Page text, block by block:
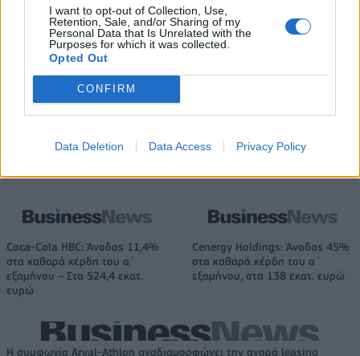
I want to opt-out of Collection, Use,
Retention, Sale, and/or Sharing of my
Personal Data that Is Unrelated with the
Purposes for which it was collected.
Opted Out
CONFIRM
Data Deletion Data Access Privacy Policy
Οι διακοπές των Γάλλων του
Παναθηναϊκού με τέσσερις
συμπατριώτες τους στη Μύκονο
ΠΑΟΚ: Επένδυση με Σπανό και
Είσοδος της γαλλικής Meridiam στην ηλεκτρική διασύνδεση Ελλάδας
Coca-Cola HBC: Άνοδος 11,4%
στα καθαρά κέρδη του α΄
εξαμήνου – Στα 524,4 εκατ.
ευρώ
Cenergy Holdings: Άνοδος 45%
στα καθαρά κέρδη του α΄
εξαμήνου, στα 138 εκατ. ευρώ
Η συμφωνία Arval-Athlon αναδιαμορφώνει την αγορά leasing